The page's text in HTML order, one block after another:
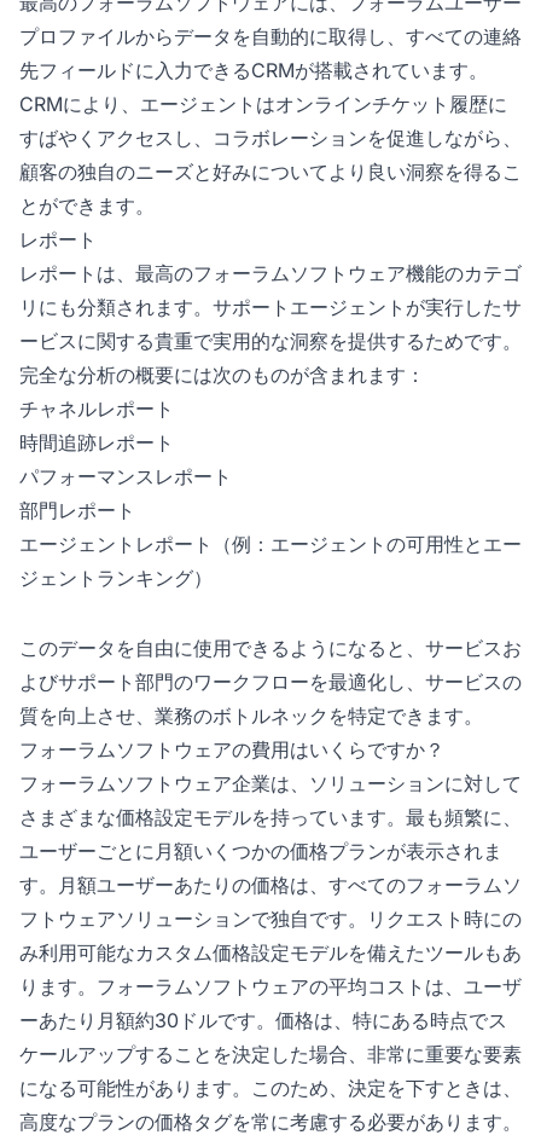
プロファイルからデータを自動的に取得し、すべての連絡
先フィールドに入力できるCRMが搭載されています。
CRMにより、エージェントはオンラインチケット履歴に
すばやくアクセスし、コラボレーションを促進しながら、
顧客の独自のニーズと好みについてより良い洞察を得るこ
とができます。
レポート
レポートは、最高のフォーラムソフトウェア機能のカテゴ
リにも分類されます。サポートエージェントが実行したサ
ービスに関する貴重で実用的な洞察を提供するためです。
完全な分析の概要には次のものが含まれます：
チャネルレポート
時間追跡レポート
パフォーマンスレポート
部門レポート
エージェントレポート（例：エージェントの可用性とエー
ジェントランキング）
このデータを自由に使用できるようになると、サービスお
よびサポート部門のワークフローを最適化し、サービスの
質を向上させ、業務のボトルネックを特定できます。
フォーラムソフトウェアの費用はいくらですか？
フォーラムソフトウェア企業は、ソリューションに対して
さまざまな価格設定モデルを持っています。最も頻繁に、
ユーザーごとに月額いくつかの価格プランが表示されま
す。月額ユーザーあたりの価格は、すべてのフォーラムソ
フトウェアソリューションで独自です。リクエスト時にの
み利用可能なカスタム価格設定モデルを備えたツールもあ
ります。フォーラムソフトウェアの平均コストは、ユーザ
ーあたり月額約30ドルです。価格は、特にある時点でス
ケールアップすることを決定した場合、非常に重要な要素
になる可能性があります。このため、決定を下すときは、
高度なプランの価格タグを常に考慮する必要があります。